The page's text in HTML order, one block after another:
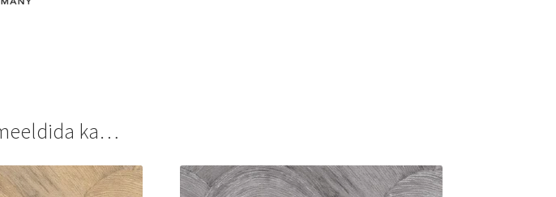
ka…